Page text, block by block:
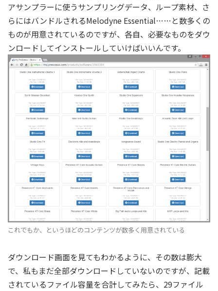
アサンプラーに使うサンプリングデータ、ループ素材、さ
らにはバンドルされるMelodyne Essential……と数多くの
ものが用意されているのですが、各自、必要なものをダウ
ンロードしてインストールしていけばいいんです。
これでもか、というほどのコンテンツが数多く用意されている
ダウンロード画面を見てもわかるように、その数は膨大
で、私もまだ全部ダウンロードしていないのですが、記載
されているファイル容量を合計してみたら、29ファイル